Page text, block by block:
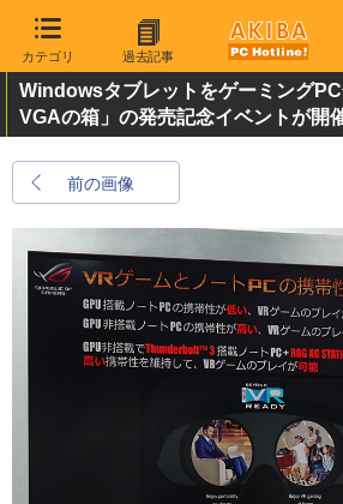
カテゴリ 過去記事
Windowsタブレットをゲーミング
VGAの箱」の発売記念イベントが開
前の画像